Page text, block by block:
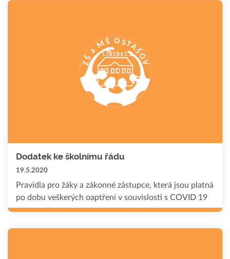
Dodatek ke školnímu řádu
19.5.2020
Pravidla pro žáky a zákonné zástupce, která jsou platná
po dobu veškerých oaptření v souvislosti s COVID 19